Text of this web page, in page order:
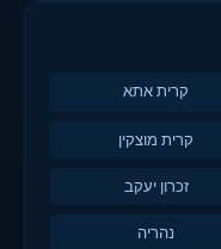
קרית אתא
קרית מוצקין
זכרון יעקב
נהריה